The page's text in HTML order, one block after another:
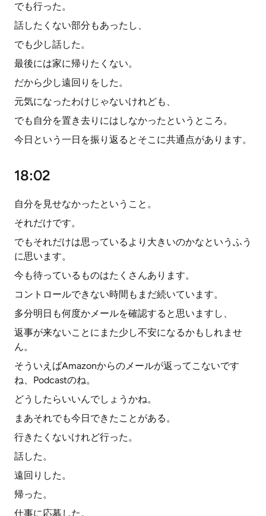
でも行った。
話したくない部分もあったし、
でも少し話した。
最後には家に帰りたくない。
だから少し遠回りをした。
元気になったわけじゃないけれども、
でも自分を置き去りにはしなかったというところ。
今日という一日を振り返るとそこに共通点があります。
18:02
自分を見せなかったということ。
それだけです。
でもそれだけは思っているより大きいのかなというふう
に思います。
今も待っているものはたくさんあります。
コントロールできない時間もまだ続いています。
多分明日も何度かメールを確認すると思いますし、
返事が来ないことにまた少し不安になるかもしれませ
ん。
そういえばAmazonからのメールが返ってこないです
ね、Podcastのね。
どうしたらいいんでしょうかね。
まあそれでも今日できたことがある。
行きたくないけれど行った。
話した。
遠回りした。
帰った。
仕事に応募した。